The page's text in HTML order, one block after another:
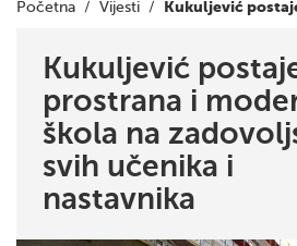
Početna / Vijesti / Kukuljević
Kukuljević
prostrana i
škola na
svih učenika i
nastavnika